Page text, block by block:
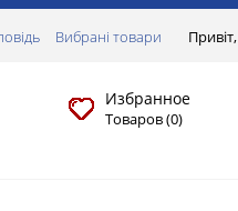
Привіт,
Вибрані товари
Избранное
Товаров (0)